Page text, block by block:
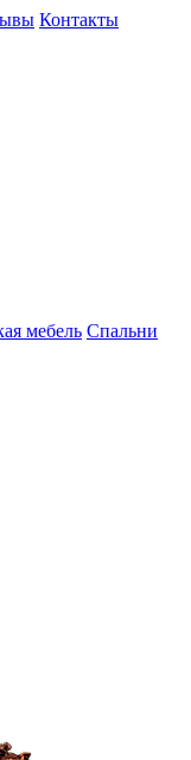
Контакты
мебель Спальни